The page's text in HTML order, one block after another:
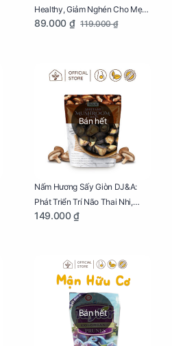
Healthy, Giảm Nghén Cho Mẹ
Bầu Hộp 104g
89.000 ₫ 119.000 ₫
Bán hết
Nấm Hương Sấy Giòn DJ&A:
Phát Triển Trí Não Thai Nhi,
Giảm Mệt Mỏi Cho Mẹ Bầu Túi
149.000 ₫
Bán hết